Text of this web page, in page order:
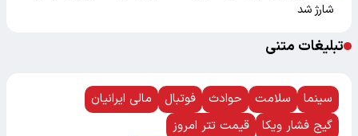
شارژ شد
تبلیغات متنی
سینما سلامت حوادث فوتبال
مالی ایرانیان
گیج فشار ویکا
قیمت تتر امروز